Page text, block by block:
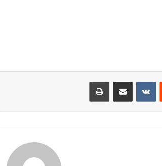
‫VKontakteاشتراک گذاری از طریق ایمیل چاپ